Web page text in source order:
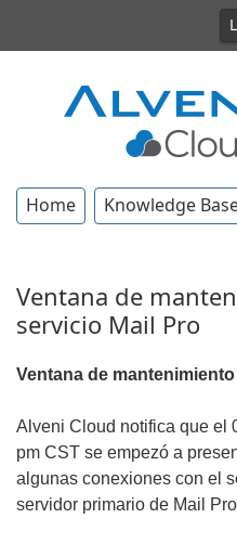
Home Knowledge
Ventana de
servicio Mail Pro
Ventana de
Alveni Cloud notifica que el
pm CST se empezó a
algunas conexiones con el
servidor primario de Mail